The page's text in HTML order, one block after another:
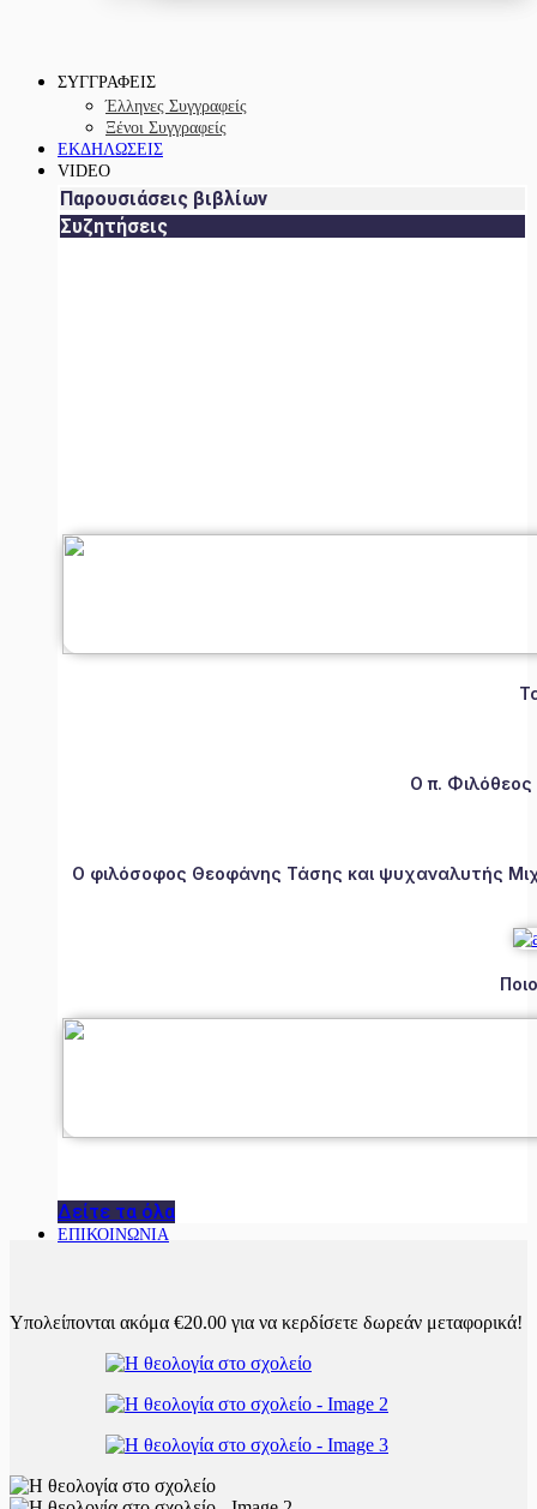
ΣΥΓΓΡΑΦΕΙΣ
Έλληνες Συγγραφείς
Ξένοι Συγγραφείς
ΕΚΔΗΛΩΣΕΙΣ
VIDEO
Παρουσιάσεις βιβλίων
Συζητήσεις
Ο π.
Ο φιλόσοφος Θεοφάνης Τάσης και ψυχαναλυτής
Δείτε τα όλα
ΕΠΙΚΟΙΝΩΝΙΑ
Υπολείπονται ακόμα €20.00 για να κερδίσετε δωρεάν μεταφορικά!